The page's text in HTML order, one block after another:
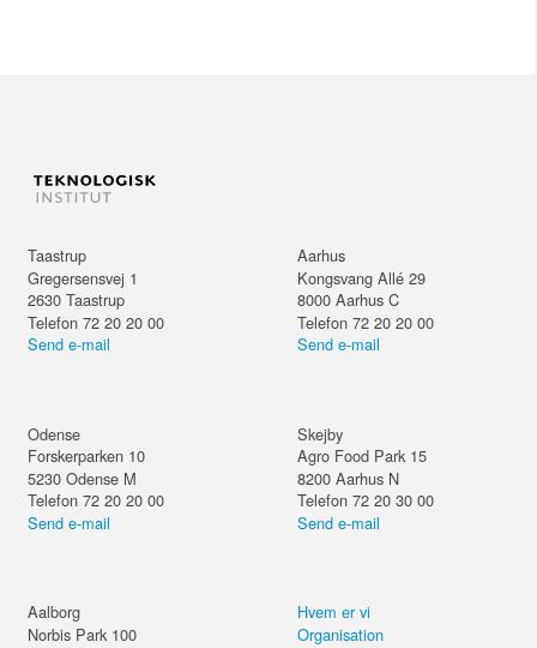
Taastrup
Gregersensvej 1
2630 Taastrup
Telefon 72 20 20 00
Send e-mail
Aarhus
Kongsvang Allé 29
8000 Aarhus C
Telefon 72 20 20 00
Send e-mail
Odense
Forskerparken 10
5230 Odense M
Telefon 72 20 20 00
Send e-mail
Skejby
Agro Food Park 15
8200 Aarhus N
Telefon 72 20 30 00
Send e-mail
Aalborg
Norbis Park 100
Hvem er vi
Organisation